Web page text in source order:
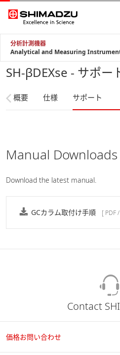
分析計測機器
Analytical and Measuring
SH-βDEXse - サポー
概要 仕様 サポート
Manual Downloads
Download the latest manual.
GCカラム取付け手順 [ PDF
Contact
価格お問い合わせ